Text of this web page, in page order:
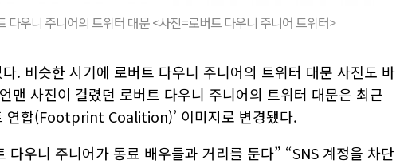
다우니 주니어의 트위터 대문 <사진=로버트 다우니 주니어 트위터>
. 비슷한 시기에 로버트 다우니 주니어의 트위터 대문 사진도 바
맨 사진이 걸렸던 로버트 다우니 주니어의 트위터 대문은 최근
연합(Footprint Coalition)’ 이미지로 변경됐다.
다우니 주니어가 동료 배우들과 거리를 둔다” “SNS 계정을 차단